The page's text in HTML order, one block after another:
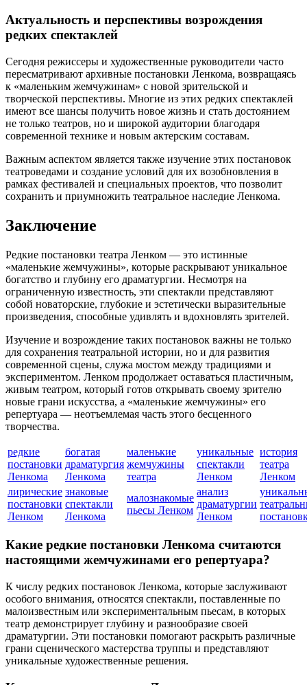
Актуальность и перспективы возрождения
редких спектаклей
Сегодня режиссеры и художественные руководители часто
пересматривают архивные постановки Ленкома, возвращаясь
к «маленьким жемчужинам» с новой зрительской и
творческой перспективы. Многие из этих редких спектаклей
имеют все шансы получить новое жизнь и стать достоянием
не только театров, но и широкой аудитории благодаря
современной технике и новым актерским составам.
Важным аспектом является также изучение этих постановок
театроведами и создание условий для их возобновления в
рамках фестивалей и специальных проектов, что позволит
сохранить и приумножить театральное наследие Ленкома.
Заключение
Редкие постановки театра Ленком — это истинные
«маленькие жемчужины», которые раскрывают уникальное
богатство и глубину его драматургии. Несмотря на
ограниченную известность, эти спектакли представляют
собой новаторские, глубокие и эстетически выразительные
произведения, способные удивлять и вдохновлять зрителей.
Изучение и возрождение таких постановок важны не только
для сохранения театральной истории, но и для развития
современной сцены, служа мостом между традициями и
экспериментом. Ленком продолжает оставаться пластичным,
живым театром, который готов открывать своему зрителю
новые грани искусства, а «маленькие жемчужины» его
репертуара — неотъемлемая часть этого бесценного
творчества.
редкие
постановки
Ленкома
богатая
драматургия
Ленкома
маленькие
жемчужины
театра
уникальные
спектакли
Ленком
история
театра
Ленком
лирические
постановки
Ленком
знаковые
спектакли
Ленкома
малознакомые
пьесы Ленком
анализ
драматургии
Ленком
Какие редкие постановки Ленкома считаются
настоящими жемчужинами его репертуара?
К числу редких постановок Ленкома, которые заслуживают
особого внимания, относятся спектакли, поставленные по
малоизвестным или экспериментальным пьесам, в которых
театр демонстрирует глубину и разнообразие своей
драматургии. Эти постановки помогают раскрыть различные
грани сценического мастерства труппы и представляют
уникальные художественные решения.